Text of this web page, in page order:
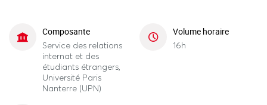
Composante
Service des relations
internat et des
étudiants étrangers,
Université Paris
Nanterre (UPN)
Volume horaire
16h